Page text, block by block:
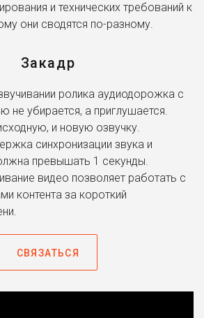
Scrolls.
голосом медийной персоны. Если
впечатление. Боитесь, что
или Гудкова не уложится в
подберем вам целый список
Вы, быть может, даже не
Конечно! Ведь он огромный.
заявку в несколько
20 минут вы получите письмо
менеджеров. Ему-то вы и сможете
и технических требований к
они сводятся по-разному.
Закадр
ролика аудиодорожка с
не убирается, а приглушается.
и новую озвучку.
синхронизации звука и
превышать 1 секунды.
видео позволяет работать с
контента за короткий
СВЯЗАТЬСЯ